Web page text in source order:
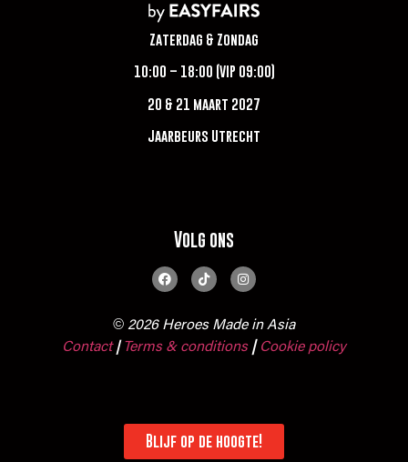
Zaterdag & Zondag
10:00 – 18:00 (VIP 09:00)
20 & 21 maart 2027
Jaarbeurs Utrecht
Volg ons
© 2026 Heroes Made in Asia
Contact | Terms & conditions | Cookie policy
Blijf op de hoogte!